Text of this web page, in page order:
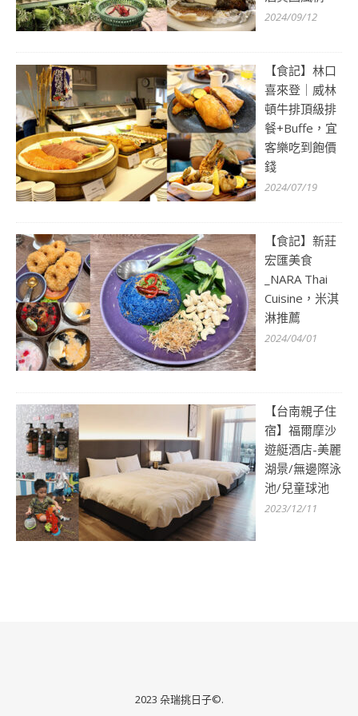
2024/09/12
【食記】林口
喜來登｜威林
頓牛排頂級排
餐+Buffe，宜
客樂吃到飽價
錢
2024/07/19
【食記】新莊
宏匯美食
_NARA Thai
Cuisine，米淇
淋推薦
2024/04/01
【台南親子住
宿】福爾摩沙
遊艇酒店-美麗
湖景/無邊際泳
池/兒童球池
2023/12/11
2023 朵瑞挑日子©.